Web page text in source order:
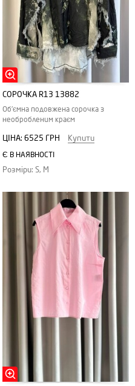
СОРОЧКА R13 13882
Об'ємна подовжена сорочка з
необробленим краєм
ЦІНА: 6525 ГРН Купити
Є В НАЯВНОСТІ
Розміри: S, M